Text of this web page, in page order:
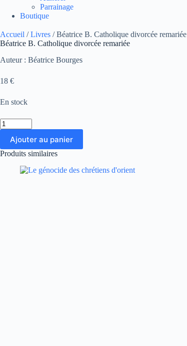
Parrainage
Boutique
Accueil /Livres / Béatrice B. Catholique divorcée remariée
Béatrice B. Catholique divorcée remariée
Auteur : Béatrice Bourges
18 €
En stock
quantité
de
Béatrice
B.
Catholique
divorcée
remariée
Ajouter au panier
Produits similaires